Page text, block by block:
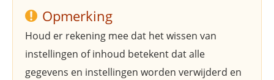
Opmerking
Houd er rekening mee dat het wissen van
instellingen of inhoud betekent dat alle
gegevens en instellingen worden verwijderd en